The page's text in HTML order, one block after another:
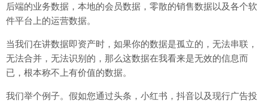
后端的业务数据，本地的会员数据，零散的销售数据以及各个软
件平台上的运营数据。
当我们在讲数据即资产时，如果你的数据是孤立的，无法串联，
无法合并，无法识别的，那么这数据在我看来是无效的信息而
已，根本称不上有价值的数据。
我们举个例子。假如您通过头条，小红书，抖音以及现行广告投